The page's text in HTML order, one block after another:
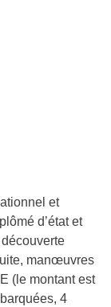
et
d’état et
manœuvres
(le montant est
4